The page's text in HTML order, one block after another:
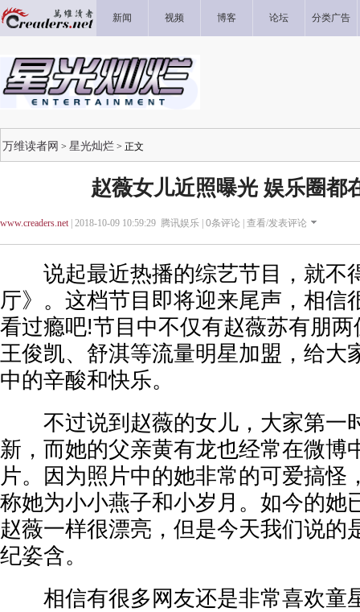
新闻 视频 博客 论坛 分类广告
万维读者网 > 星光灿烂 > 正文
赵薇女儿近照曝光 娱乐圈都
www.creaders.net| 2018-10-09 10:59:29 腾讯娱乐 | 0条评论 | 查看/发表评论
说起最近热播的综艺节目，就不
厅》。这档节目即将迎来尾声，相信
看过瘾吧!节目中不仅有赵薇苏有朋
王俊凯、舒淇等流量明星加盟，给大
中的辛酸和快乐。
不过说到赵薇的女儿，大家第一
新，而她的父亲黄有龙也经常在微博
片。因为照片中的她非常的可爱搞怪
称她为小小燕子和小岁月。如今的她
赵薇一样很漂亮，但是今天我们说的
纪姿含。
相信有很多网友还是非常喜欢童